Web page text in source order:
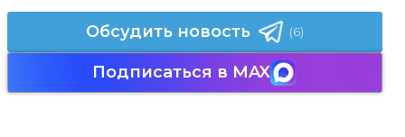
Обсудить новость (6)
Подписаться в MAX